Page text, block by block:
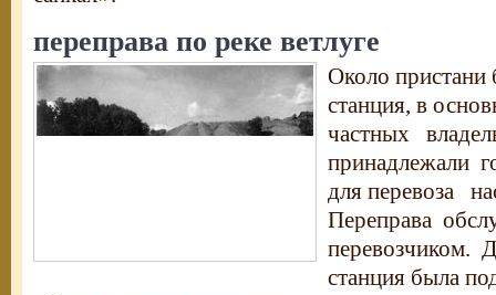
переправа по реке ветлуге
Около пристани
станция, в
частных
принадлежали
для перевоза
Переправа
перевозчиком.
станция была